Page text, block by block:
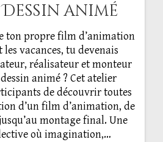
animé
ton propre film d’animation
les vacances, tu devenais
réalisateur et monteur
animé ? Cet atelier
de découvrir toutes
d’un film d’animation, de
montage final. Une
où imagination,…